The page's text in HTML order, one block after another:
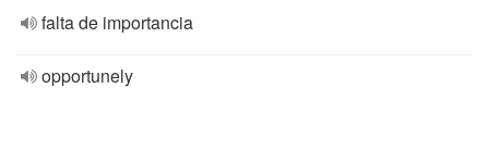
falta de importancia
opportunely